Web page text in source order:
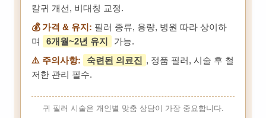
칼귀 개선, 비대칭 교정.
💰 가격 & 유지: 필러 종류, 용량, 병원 따라 상이하
며
6개월~2년 유지
가능.
⚠️ 주의사항:
숙련된 의료진 , 정품 필러, 시술 후 철
저한 관리 필수.
귀 필러 시술은 개인별 맞춤 상담이 가장 중요합니다.